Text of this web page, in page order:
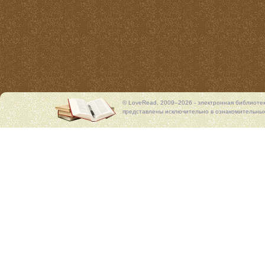
© LoveRead, 2009–2026 - электронная
представлены исключительно в